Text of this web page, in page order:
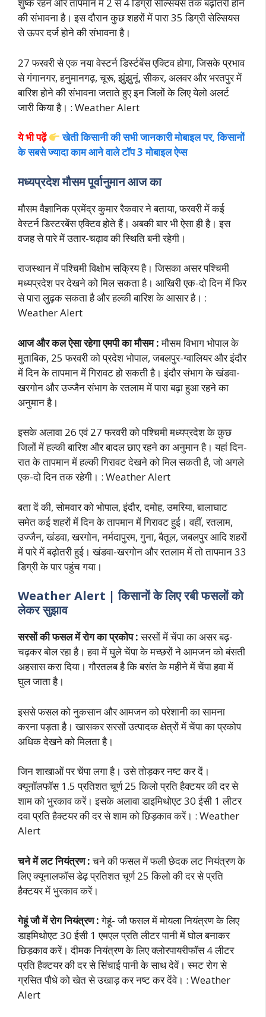
शुष्क रहने और तापमान में 2 से 4 डिग्री सेल्सियस तक बढ़ोतरी होने
की संभावना है। इस दौरान कुछ शहरों में पारा 35 डिग्री सेल्सियस
से ऊपर दर्ज होने की संभावना है।
27 फरवरी से एक नया वेस्टर्न डिर्स्टबेंस एक्टिव होगा, जिसके प्रभाव
से गंगानगर, हनुमानगढ़, चूरू, झुंझुनूं, सीकर, अलवर और भरतपुर में
बारिश होने की संभावना जताते हुए इन जिलों के लिए येलो अलर्ट
जारी किया है। : Weather Alert
ये भी पढ़ें
खेती किसानी की सभी जानकारी मोबाइल पर, किसानों
के सबसे ज्यादा काम आने वाले टॉप 3 मोबाइल ऐप्स
मध्यप्रदेश मौसम पूर्वानुमान आज का
मौसम वैज्ञानिक प्रमेंद्र कुमार रैकवार ने बताया, फरवरी में कई
वेस्टर्न डिस्टरबेंस एक्टिव होते हैं। अबकी बार भी ऐसा ही है। इस
वजह से पारे में उतार-चढ़ाव की स्थिति बनी रहेगी।
राजस्थान में पश्चिमी विक्षोभ सक्रिय है। जिसका असर पश्चिमी
मध्यप्रदेश पर देखने को मिल सकता है। आखिरी एक-दो दिन में फिर
से पारा लुढ़क सकता है और हल्की बारिश के आसार है। :
Weather Alert
आज और कल ऐसा रहेगा एमपी का मौसम :मौसम विभाग भोपाल के
मुताबिक, 25 फरवरी को प्रदेश भोपाल, जबलपुर-ग्वालियर और इंदौर
में दिन के तापमान में गिरावट हो सकती है। इंदौर संभाग के खंडवा-
खरगोन और उज्जैन संभाग के रतलाम में पारा बढ़ा हुआ रहने का
अनुमान है।
इसके अलावा 26 एवं 27 फरवरी को पश्चिमी मध्यप्रदेश के कुछ
जिलों में हल्की बारिश और बादल छाए रहने का अनुमान है। यहां दिन-
रात के तापमान में हल्की गिरावट देखने को मिल सकती है, जो अगले
एक-दो दिन तक रहेगी। : Weather Alert
बता दें की, सोमवार को भोपाल, इंदौर, दमोह, उमरिया, बालाघाट
समेत कई शहरों में दिन के तापमान में गिरावट हुई। वहीं, रतलाम,
उज्जैन, खंडवा, खरगोन, नर्मदापुरम, गुना, बैतूल, जबलपुर आदि शहरों
में पारे में बढ़ोतरी हुई। खंडवा-खरगोन और रतलाम में तो तापमान 33
डिग्री के पार पहुंच गया।
Weather Alert | किसानों के लिए रबी फसलों को
लेकर सुझाव
सरसों की फसल में रोग का प्रकोप :सरसों में चेंपा का असर बढ़-
चढ़कर बोल रहा है। हवा में घुले चेंपा के मच्छरों ने आमजन को बंसती
अहसास करा दिया। गौरतलब है कि बसंत के महीने में चेंपा हवा में
घुल जाता है।
इससे फसल को नुकसान और आमजन को परेशानी का सामना
करना पड़ता है। खासकर सरसों उत्पादक क्षेत्रों में चेंपा का प्रकोप
अधिक देखने को मिलता है।
जिन शाखाओं पर चेंपा लगा है। उसे तोड़कर नष्ट कर दें।
क्यूनॉलफॉस 1.5 प्रतिशत चूर्ण 25 किलो प्रति हैक्टयर की दर से
शाम को भुरकाव करें। इसके अलावा डाइमिथोएट 30 ईसी 1 लीटर
दवा प्रति हैक्टयर की दर से शाम को छिड़काव करें। : Weather
Alert
चने में लट नियंत्रण :चने की फसल में फली छेदक लट नियंत्रण के
लिए क्यूनालफॉस डेढ़ प्रतिशत चूर्ण 25 किलो की दर से प्रति
हैक्टयर में भुरकाव करें।
गेहूं जौ में रोग नियंत्रण :गेहूं- जौ फसल में मोयला नियंत्रण के लिए
डाइमिथोएट 30 ईसी 1 एमएल प्रति लीटर पानी में घोल बनाकर
छिड़काव करें। दीमक नियंत्रण के लिए क्लोरपायरीफॉस 4 लीटर
प्रति हैक्टयर की दर से सिंचाई पानी के साथ देवें। स्मट रोग से
ग्रसित पौधे को खेत से उखाड़ कर नष्ट कर देंवे। : Weather
Alert